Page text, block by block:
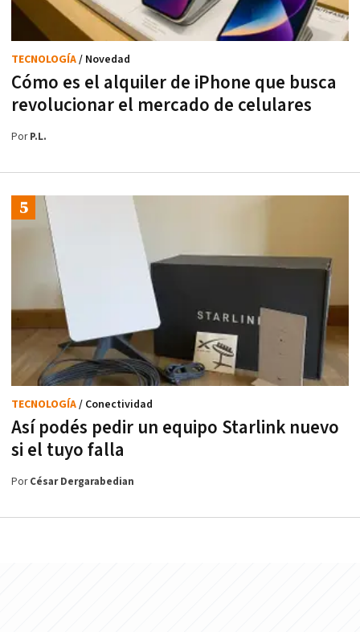
Cómo es el alquiler de iPhone que busca
revolucionar el mercado de celulares
TECNOLOGÍA/ Novedad
PorP.L.
Así podés pedir un equipo Starlink nuevo
si el tuyo falla
TECNOLOGÍA/ Conectividad
PorCésar Dergarabedian